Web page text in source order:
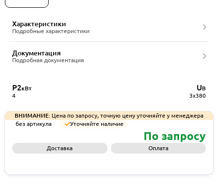
Характеристики
Подробные характеристики
Документация
Подробная документация
P2кВт
4
UВ
3x380
ВНИМАНИЕ: Цена по запросу, точную цену уточняйте у менеджера
без артикула
Уточняйте наличие
По запросу
Доставка Оплата